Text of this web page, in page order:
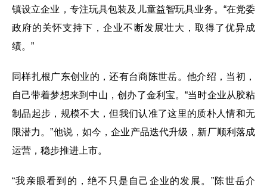
镇设立企业，专注玩具包装及儿童益智玩具业务。“在党委
政府的关怀支持下，企业不断发展壮大，取得了优异成
绩。”
同样扎根广东创业的，还有台商陈世岳。他介绍，当初，
自己带着梦想来到中山，创办了金利宝。“当时企业从胶粘
制品起步，规模不大，但我们认准了这里的质朴人情和无
限潜力。”他说，如今，企业产品迭代升级，新厂顺利落成
运营，稳步推进上市。
“我亲眼看到的，绝不只是自己企业的发展。”陈世岳介